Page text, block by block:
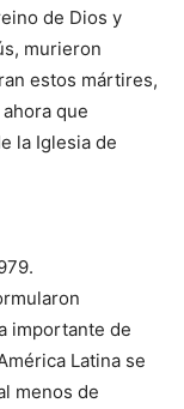
de Dios y
murieron
estos mártires,
que
la Iglesia de
importante de
Latina se
menos de